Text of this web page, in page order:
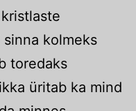
kolmeks
toredaks
üritab ka mind